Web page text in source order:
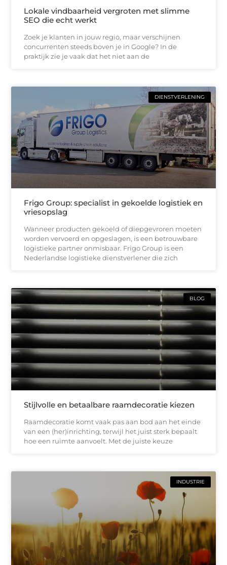
Lokale vindbaarheid vergroten met slimme
SEO die echt werkt
Zoek je klanten in jouw regio, maar verschijnen
concurrenten steeds boven je in Google? In de
praktijk zie je vaak dat het niet aan de
DIENSTVERLENING
Frigo Group: specialist in gekoelde logistiek en
vriesopslag
Wanneer producten gekoeld of diepgevroren moeten
worden vervoerd en opgeslagen, is een betrouwbare
logistieke partner onmisbaar. Frigo Group is een
Nederlandse logistieke dienstverlener die zich
BLOG
Stijlvolle en betaalbare raamdecoratie kiezen
Raamdecoratie komt vaak pas aan bod aan het einde
van een (her)inrichting, terwijl het juist sterk bepaalt
hoe een ruimte aanvoelt. Met de juiste keuze
INDUSTRIE